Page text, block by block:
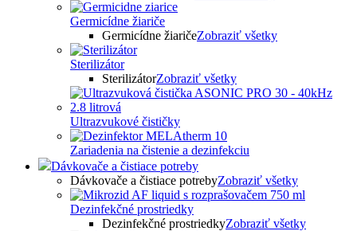
Germicídne žiariče
Germicídne žiaričeZobraziť všetky
Sterilizátor
SterilizátorZobraziť všetky
Ultrazvukové čističky
Zariadenia na čistenie a dezinfekciu
Dávkovače a čistiace potreby
Dávkovače a čistiace potrebyZobraziť všetky
Dezinfekčné prostriedky
Dezinfekčné prostriedkyZobraziť všetky